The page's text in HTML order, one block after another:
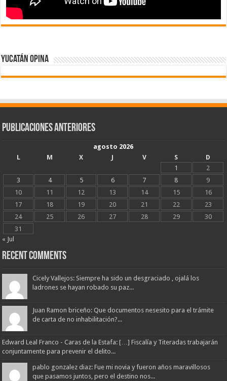
Yucatán Opina
Publicaciones Anteriores
agosto 2026
L
M X J V S
D
1
2
3
4 5 6 7 8
9
10
11 12 13 14 15
16
17
18 19 20 21 22
23
24
25 26 27 28 29
30
31
« Jul
Recent Comments
Cicely Vallejos: Siempre ha sido un desgraciado , ojalá los
ladrones se hayan robado su paz...
Juan Ramon briceño: Que documentos nesesito para el trámite
de carta de no inhabilitación?...
Edward Leal Franco - Caras de la Estafa: […] Fiscalía y Titeradas trabajarán
conjuntamente para prevenir el delito...
pablo gonzalez diaz: Fue mi novia y fueron años maravillosos
que pasamos juntos, pero el destino nos...